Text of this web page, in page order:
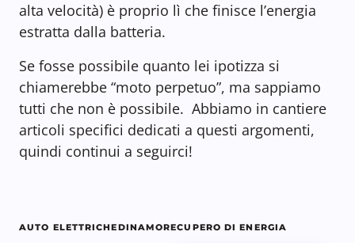
alta velocità) è proprio lì che finisce l’energia
estratta dalla batteria.
Se fosse possibile quanto lei ipotizza si
chiamerebbe “moto perpetuo”, ma sappiamo
tutti che non è possibile. Abbiamo in cantiere
articoli specifici dedicati a questi argomenti,
quindi continui a seguirci!
AUTO ELETTRICHEDINAMORECUPERO DI ENERGIA